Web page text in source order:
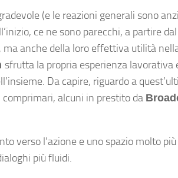
(e le reazioni generali sono
ce ne sono parecchi, a partire dal
anche della loro effettiva utilità
sfrutta la propria esperienza lavorativa
Da capire, riguardo a
alcuni in prestito da
verso l’azione e uno spazio molto
più fluidi.